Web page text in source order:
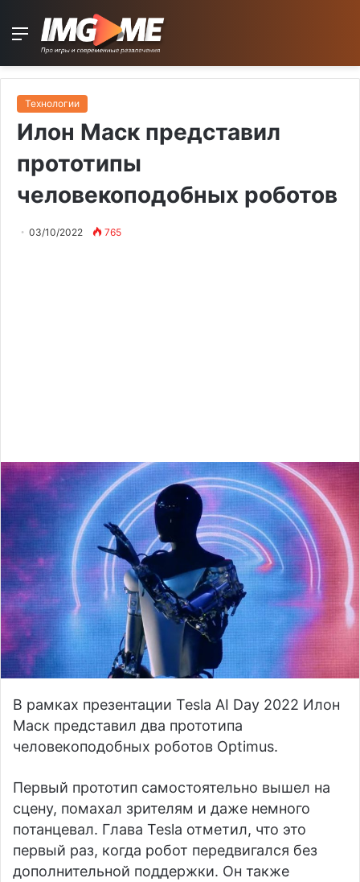
Menu
Технологии
Илон Маск представил
прототипы
человекоподобных роботов
03/10/2022 765
В рамках презентации Tesla AI Day 2022 Илон
Маск представил два прототипа
человекоподобных роботов Optimus.
Первый прототип самостоятельно вышел на
сцену, помахал зрителям и даже немного
потанцевал. Глава Tesla отметил, что это
первый раз, когда робот передвигался без
дополнительной поддержки. Он также